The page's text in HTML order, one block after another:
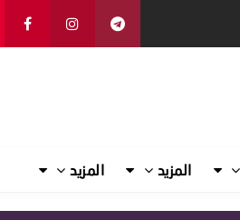
المزيد المزيد